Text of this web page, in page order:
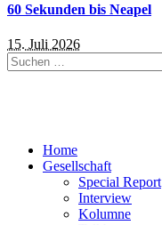
60 Sekunden bis Neapel
15. Juli 2026
Suchen
nach:
Home
Gesellschaft
Special Report
Interview
Kolumne